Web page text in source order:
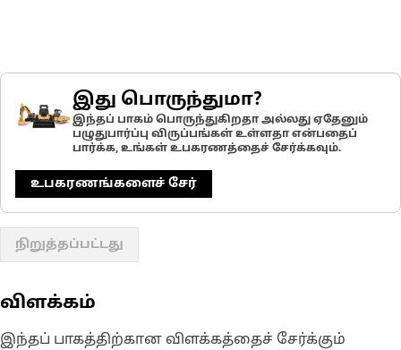
இது பொருந்துமா?
இந்தப் பாகம் பொருந்துகிறதா அல்லது ஏதேனும்
பழுதுபார்ப்பு விருப்பங்கள் உள்ளதா என்பதைப்
பார்க்க, உங்கள் உபகரணத்தைச் சேர்க்கவும்.
உபகரணங்களைச் சேர்
நிறுத்தப்பட்டது
விளக்கம்
இந்தப் பாகத்திற்கான விளக்கத்தைச் சேர்க்கும்